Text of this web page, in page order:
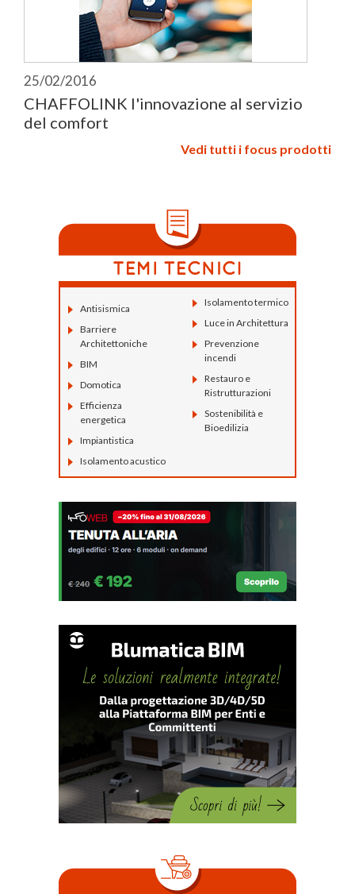
25/02/2016
CHAFFOLINK l'innovazione al servizio
del comfort
Vedi tutti i focus prodotti
Antisismica
Barriere
Architettoniche
BIM
Domotica
Efficienza
energetica
Impiantistica
Isolamento acustico
Isolamento termico
Luce in Architettura
Prevenzione
incendi
Restauro e
Ristrutturazioni
Sostenibilità e
Bioedilizia